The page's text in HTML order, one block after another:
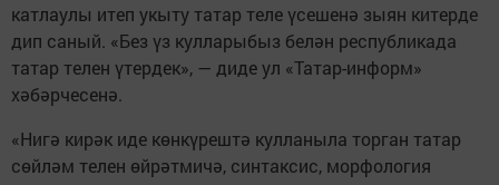
катлаулы итеп укыту татар теле үсешенә зыян китерде
дип саный. «Без үз кулларыбыз белән республикада
татар телен үтердек», — диде ул «Татар-информ»
хәбәрчесенә.
«Нигә кирәк иде көнкүрештә кулланыла торган татар
сөйләм телен өйрәтмичә, синтаксис, морфология